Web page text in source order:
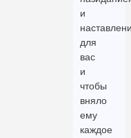
и
для
вас
и
чтобы
вняло
ему
каждое